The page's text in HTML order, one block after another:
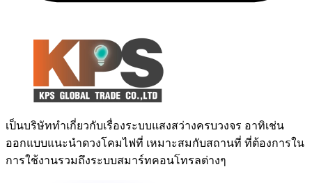
เป็นบริษัททำเกี่ยวกับเรื่องระบบแสงสว่างครบวงจร อาทิเช่น
ออกแบบแนะนำดวงโคมไฟที่ เหมาะสมกับสถานที่ ที่ต้องการใน
การใช้งานรวมถึงระบบสมาร์ทคอนโทรลต่างๆ